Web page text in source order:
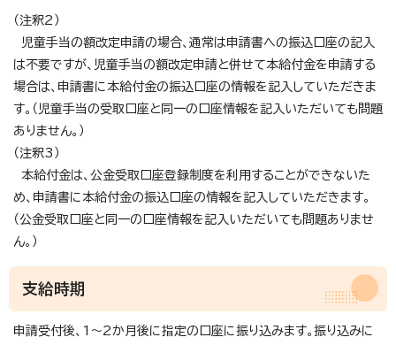
（注釈2）
児童手当の額改定申請の場合、通常は申請書への振込口座の記入
は不要ですが、児童手当の額改定申請と併せて本給付金を申請する
場合は、申請書に本給付金の振込口座の情報を記入していただきま
す。（児童手当の受取口座と同一の口座情報を記入いただいても問題
ありません。）
（注釈3）
本給付金は、公金受取口座登録制度を利用することができないた
め、申請書に本給付金の振込口座の情報を記入していただきます。
（公金受取口座と同一の口座情報を記入いただいても問題ありませ
ん。）
支給時期
申請受付後、1～2か月後に指定の口座に振り込みます。振り込みに